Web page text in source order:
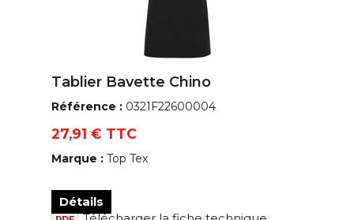
Tablier Bavette Chino
Référence : 0321F22600004
27,91 € TTC
Marque : Top Tex
Détails